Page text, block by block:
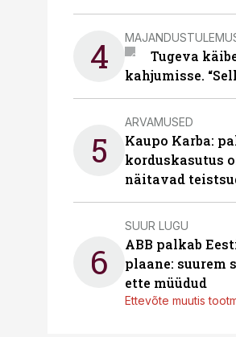
4
Tugeva
kahjumisse.
5
ARVAMUSED
Kaupo Karba:
korduskasutus
näitavad
6
SUUR LUGU
ABB palkab
plaane: suurem
ette müüdud
Ettevõte muutis